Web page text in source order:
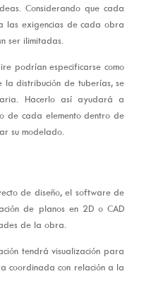
Considerando que cada
exigencias de cada obra
ser ilimitadas.
podrían especificarse como
la distribución de tuberías, se
Hacerlo así ayudará a
de cada elemento dentro de
su modelado.
de diseño, el software de
de planos en 2D o CAD
de la obra.
tendrá visualización para
coordinada con relación a la